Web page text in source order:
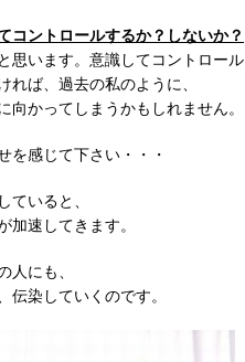
コントロールするか？しないか？
思います。意識してコントロール
れば、過去の私のように、
向かってしまうかもしれません。
を感じて下さい・・・
ていると、
加速してきます。
人にも、
伝染していくのです。